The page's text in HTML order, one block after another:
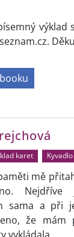
výklad
karet Kyvadlo
mě
Nejdříve
sama a při
že mám
vykládala.